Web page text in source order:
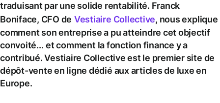
traduisant par une solide rentabilité. Franck
Boniface, CFO de Vestiaire Collective, nous explique
comment son entreprise a pu atteindre cet objectif
convoité... et comment la fonction finance y a
contribué. Vestiaire Collective est le premier site de
dépôt-vente en ligne dédié aux articles de luxe en
Europe.